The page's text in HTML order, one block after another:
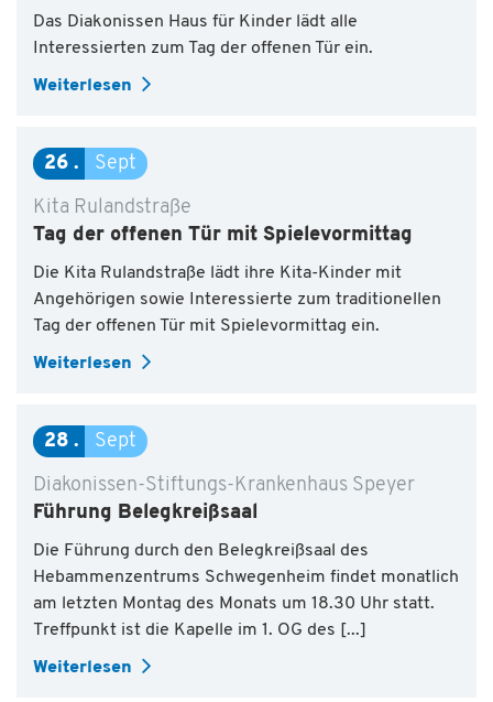
Das Diakonissen Haus für Kinder lädt alle
Interessierten zum Tag der offenen Tür ein.
Weiterlesen
26 Sept
Kita Rulandstraße
Tag der offenen Tür mit Spielevormittag
Die Kita Rulandstraße lädt ihre Kita-Kinder mit
Angehörigen sowie Interessierte zum traditionellen
Tag der offenen Tür mit Spielevormittag ein.
Weiterlesen
28 Sept
Diakonissen-Stiftungs-Krankenhaus Speyer
Führung Belegkreißsaal
Die Führung durch den Belegkreißsaal des
Hebammenzentrums Schwegenheim findet monatlich
am letzten Montag des Monats um 18.30 Uhr statt.
Treffpunkt ist die Kapelle im 1. OG des [...]
Weiterlesen